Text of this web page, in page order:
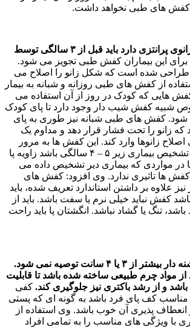
کفش های طبی نخواهد داشت.
همچنین کودکی که زانوی پرانتزی دارد باید قبل از ۳ سالگی توسط
برای این بیماران کفش طبی تجویز می شود.
شده است که شکل زانو را اصلاح می
از کفش های طبی روزانه و شبانه به بیمار
هایی که کودک در روز از آن استفاده می
شبیه کفش شیب دار وجود دارد تا پای کودک
کفش های طبی شبانه نیز طوری به پای
زانو را تحت فشار قرار دهد و مداوم یک
زانوها وارد کند. این کفش ها به مرور
زمان به شرطی که تشخیص بیماری زیر ۵ – ۴ سالگی باشد زاویه پا
در مواردی که بیماری دیر تشخیص داده می
کفش ها تاثیری ندارد. وی افزود: کفش های
علاوه بر داشتن استاندارد تعریف شده، باید
کفش نباید خیلی نرم یا سفت باشد. باید از
باشد، تنگ یا گشاد نباشد. انگشتان پا باید راحت
استفاده از کفش پاشنه دار بیشتر از ۳ یا ۴ سانت توصیه نمی شود.
از مواد چرم طبیعی ساخته شده باشد تا قابلیت
و از رشد باکتری نیز جلوگیری کند. کفی
کف پای فرد باشد به گونه ای که پستی
انعطاف پذیری آن خوب باشد. وی استفاده از
ویژگی های مناسب را به تمامی افراد